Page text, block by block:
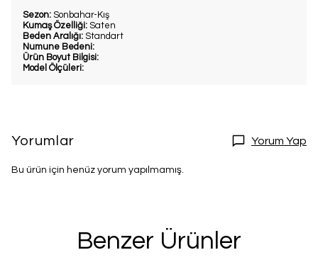
Sezon: Sonbahar-Kış
Kumaş Özelliği: Saten
Beden Aralığı: Standart
Numune Bedeni:
Ürün Boyut Bilgisi:
Model Ölçüleri:
Yorumlar Yorum Yap
Bu ürün için henüz yorum yapılmamış.
Benzer Ürünler